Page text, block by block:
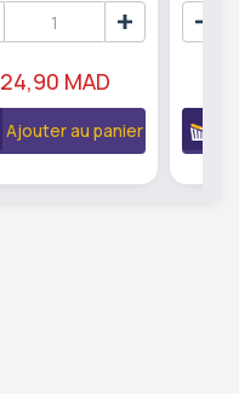
24,90 MAD
Ajouter au panier